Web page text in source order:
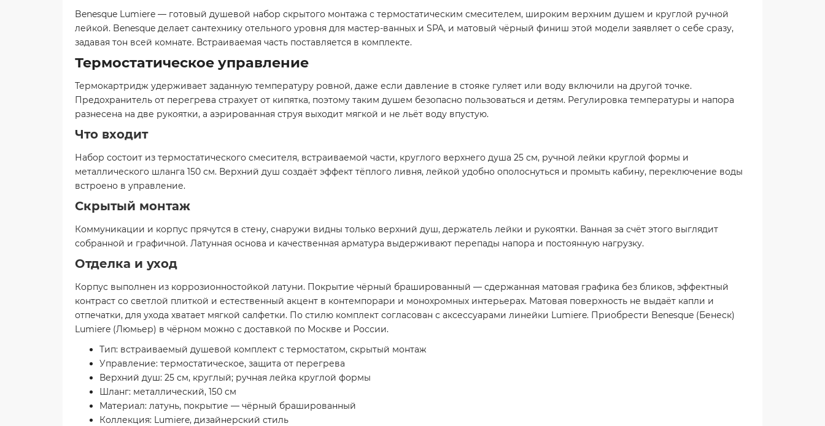
Benesque Lumiere — готовый душевой набор скрытого монтажа с термостатическим смесителем, широким верхним душем и круглой ручной
лейкой. Benesque делает сантехнику отельного уровня для мастер-ванных и SPA, и матовый чёрный финиш этой модели заявляет о себе сразу,
задавая тон всей комнате. Встраиваемая часть поставляется в комплекте.
Термостатическое управление
Термокартридж удерживает заданную температуру ровной, даже если давление в стояке гуляет или воду включили на другой точке.
Предохранитель от перегрева страхует от кипятка, поэтому таким душем безопасно пользоваться и детям. Регулировка температуры и напора
разнесена на две рукоятки, а аэрированная струя выходит мягкой и не льёт воду впустую.
Что входит
Набор состоит из термостатического смесителя, встраиваемой части, круглого верхнего душа 25 см, ручной лейки круглой формы и
металлического шланга 150 см. Верхний душ создаёт эффект тёплого ливня, лейкой удобно ополоснуться и промыть кабину, переключение воды
встроено в управление.
Скрытый монтаж
Коммуникации и корпус прячутся в стену, снаружи видны только верхний душ, держатель лейки и рукоятки. Ванная за счёт этого выглядит
собранной и графичной. Латунная основа и качественная арматура выдерживают перепады напора и постоянную нагрузку.
Отделка и уход
Корпус выполнен из коррозионностойкой латуни. Покрытие чёрный брашированный — сдержанная матовая графика без бликов, эффектный
контраст со светлой плиткой и естественный акцент в контемпорари и монохромных интерьерах. Матовая поверхность не выдаёт капли и
отпечатки, для ухода хватает мягкой салфетки. По стилю комплект согласован с аксессуарами линейки Lumiere. Приобрести Benesque (Бенеск)
Lumiere (Люмьер) в чёрном можно с доставкой по Москве и России.
Тип: встраиваемый душевой комплект с термостатом, скрытый монтаж
Управление: термостатическое, защита от перегрева
Верхний душ: 25 см, круглый; ручная лейка круглой формы
Шланг: металлический, 150 см
Материал: латунь, покрытие — чёрный брашированный
Коллекция: Lumiere, дизайнерский стиль